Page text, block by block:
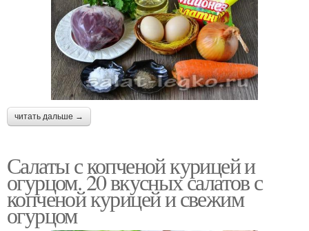
читать дальше →
Салаты с копченой курицей и
огурцом. 20 вкусных салатов с
копченой курицей и свежим
огурцом